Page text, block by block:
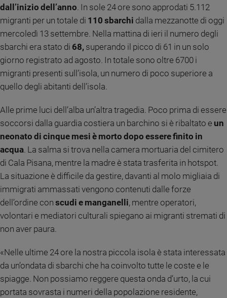
e
inclusione
Costume
Cultura
e
spettacoli
Sanremo
Cinema,
Tv
Libri
Famiglia
ed
educazione
dall’inizio dell’anno. In sole 24 ore sono approdati 5.112
migranti per un totale di 110 sbarchi dalla mezzanotte di oggi
mercoledì 13 settembre. Nella mattina di ieri il numero degli
sbarchi era stato di 68, superando il picco di 61 in un solo
giorno registrato ad agosto. In totale sono oltre 6700 i
migranti presenti sull’isola, un numero di poco superiore a
quello degli abitanti dell’isola.
Alle prime luci dell’alba un’altra tragedia. Poco prima di essere
soccorsi dalla guardia costiera un barchino si è ribaltato e un
neonato di cinque mesi è morto dopo essere finito in
acqua. La salma si trova nella camera mortuaria del cimitero
di Cala Pisana, mentre la madre è stata trasferita in hotspot.
La situazione è difficile da gestire, davanti al molo migliaia di
immigrati ammassati vengono contenuti dalle forze
dell’ordine con scudi e manganelli, mentre operatori,
volontari e mediatori culturali spiegano ai migranti stremati di
non aver paura.
«Nelle ultime 24 ore la nostra piccola isola è stata interessata
da un’ondata di sbarchi che ha coinvolto tutte le coste e le
spiagge. Non possiamo reggere questa onda d’urto, la cui
portata sovrasta i numeri della popolazione residente,